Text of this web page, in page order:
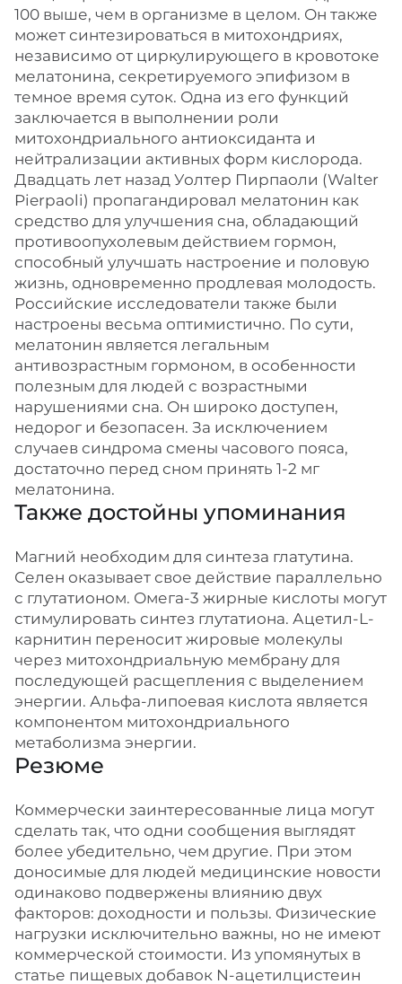
100 выше, чем в организме в целом. Он также
может синтезироваться в митохондриях,
независимо от циркулирующего в кровотоке
мелатонина, секретируемого эпифизом в
темное время суток. Одна из его функций
заключается в выполнении роли
митохондриального антиоксиданта и
нейтрализации активных форм кислорода.
Двадцать лет назад Уолтер Пирпаоли (Walter
Pierpaoli) пропагандировал мелатонин как
средство для улучшения сна, обладающий
противоопухолевым действием гормон,
способный улучшать настроение и половую
жизнь, одновременно продлевая молодость.
Российские исследователи также были
настроены весьма оптимистично. По сути,
мелатонин является легальным
антивозрастным гормоном, в особенности
полезным для людей с возрастными
нарушениями сна. Он широко доступен,
недорог и безопасен. За исключением
случаев синдрома смены часового пояса,
достаточно перед сном принять 1-2 мг
мелатонина.
Также достойны упоминания
Магний необходим для синтеза глатутина.
Селен оказывает свое действие параллельно
с глутатионом. Омега-3 жирные кислоты могут
стимулировать синтез глутатиона. Ацетил-L-
карнитин переносит жировые молекулы
через митохондриальную мембрану для
последующей расщепления с выделением
энергии. Альфа-липоевая кислота является
компонентом митохондриального
метаболизма энергии.
Резюме
Коммерчески заинтересованные лица могут
сделать так, что одни сообщения выглядят
более убедительно, чем другие. При этом
доносимые для людей медицинские новости
одинаково подвержены влиянию двух
факторов: доходности и пользы. Физические
нагрузки исключительно важны, но не имеют
коммерческой стоимости. Из упомянутых в
статье пищевых добавок N-ацетилцистеин